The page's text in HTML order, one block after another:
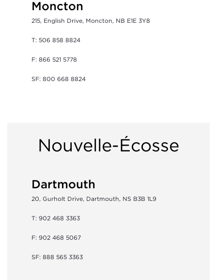
Moncton
215, English Drive, Moncton, NB E1E 3Y8
T: 506 858 8824
F: 866 521 5778
SF: 800 668 8824
Nouvelle-Écosse
Dartmouth
20, Gurholt Drive, Dartmouth, NS B3B 1L9
T: 902 468 3363
F: 902 468 5067
SF: 888 565 3363